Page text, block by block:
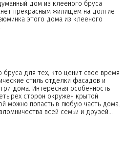
дом из клееного бруса
прекрасным жилищем на долгие
этого дома из клееного
для тех, кто ценит свое время
стиль отделки фасадов и
дома. Интересная особенность
сторон окружен крытой
можно попасть в любую часть дома.
всей семьи и друзей…